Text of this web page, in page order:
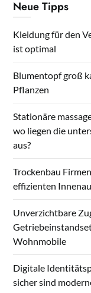
Neue Tipps
Kleidung für den
ist optimal
Blumentopf groß
Pflanzen
Stationäre
wo liegen die
aus?
Trockenbau
effizienten
Unverzichtbare
Wohnmobile
Digitale
sicher sind